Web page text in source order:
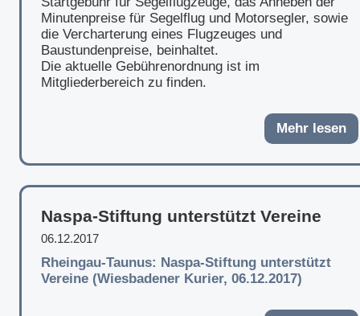
Minutenpreise für Segelflug und Motorsegler, sowie
die Vercharterung eines Flugzeuges und
Baustundenpreise, beinhaltet.
Die aktuelle Gebührenordnung ist im
Mitgliederbereich zu finden.
Mehr lesen
Naspa-Stiftung unterstützt Vereine
06.12.2017
Rheingau-Taunus: Naspa-Stiftung unterstützt
Vereine (Wiesbadener Kurier, 06.12.2017)